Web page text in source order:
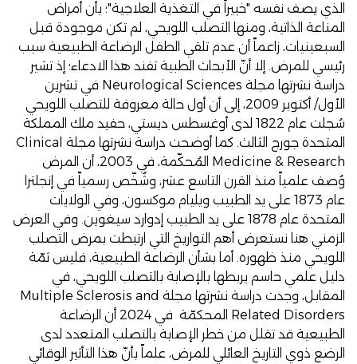
الذي يصف نفسه "خبيراً في التغذية العلاجية"؛ بأن أمراض
المناعة الذاتية، ومنها التصلب اللويحي، لم تكن موجودة قبل
السبعينيات، زاعماً أن عدم تلقي الطفل الرضاعة الطبيعية سبب
رئيسي للمرض. إلا أنّ الأبحاث الطبية تفند هذا الادعاء؛ إذ تشير
دراسة
نشرتها مجلة Neurological Sciences في تشرين
الأول/ أكتوبر 2009، إلى أن أول حالة معروفة للتصلب اللويحي
سُجلت عام 1822 لدى أوغسطس ديستي، حفيد ملك المملكة
المتحدة جورج الثالث. كما أوضحت دراسة
نشرتها مجلة Clinical
Medicine & Research المُحكّمة، في 2003، أن المرض
وُصف علمياً منذ القرن التاسع عشر، وشُخّص رسمياً في إنجلترا
عام 1873 على يد الطبيب ويليام موكسون، وفي الولايات
المتحدة عام 1878 على يد الطبيب إدوارد سيغوين. وفي العرض
الزمني هنا نستعرض أهم التواريخ التي ارتبطت بمرض التصلب
اللويحي منذ ظهوره. أما بشأن الرضاعة الطبيعية، فليس ثمّة
دليل علمي حاسم يربطها بالإصابة بالتصلب اللويحي، في
المقابل، وجدت دراسة
نشرتها مجلة Multiple Sclerosis and
Related Disorders المحكمّة في 2024 أن الرضاعة
الطبيعية قد تقلل من خطر الإصابة بالتصلب المتعدد لدى
الرضع ذوي التاريخ العائلي للمرض، علماً بأنّ هذا التأثير الوقائي